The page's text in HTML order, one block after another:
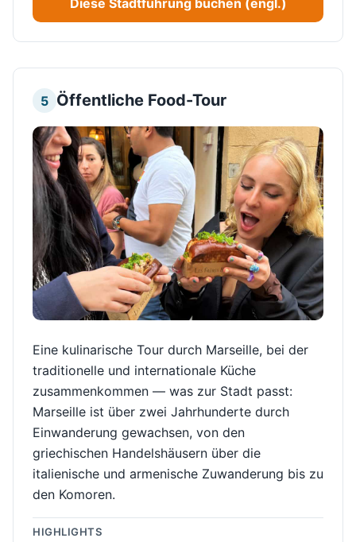
Diese Stadtführung buchen (engl.)
5 Öffentliche Food-Tour
Eine kulinarische Tour durch Marseille, bei der
traditionelle und internationale Küche
zusammenkommen — was zur Stadt passt:
Marseille ist über zwei Jahrhunderte durch
Einwanderung gewachsen, von den
griechischen Handelshäusern über die
italienische und armenische Zuwanderung bis zu
den Komoren.
HIGHLIGHTS